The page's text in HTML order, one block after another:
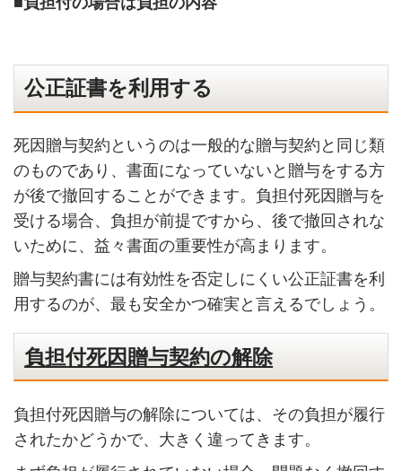
公正証書を利用する
死因贈与契約というのは一般的な贈与契約と同じ類
のものであり、書面になっていないと贈与をする方
が後で撤回することができます。負担付死因贈与を
受ける場合、負担が前提ですから、後で撤回されな
いために、益々書面の重要性が高まります。
贈与契約書には有効性を否定しにくい公正証書を利
用するのが、最も安全かつ確実と言えるでしょう。
負担付死因贈与契約の解除
負担付死因贈与の解除については、その負担が履行
されたかどうかで、大きく違ってきます。